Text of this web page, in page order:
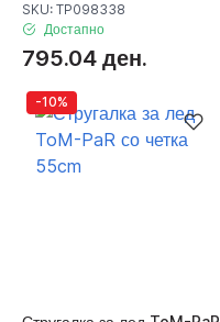
SKU: TP098338
Достапно
795.04 ден.
-10%